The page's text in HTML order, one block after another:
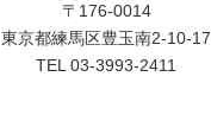
〒176-0014
東京都練馬区豊玉南2-10-17
TEL 03-3993-2411